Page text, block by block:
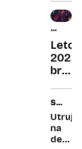
za
in
dolgo
Leto
2025
brez
in
SPANJE
V
SLUŽBI
na